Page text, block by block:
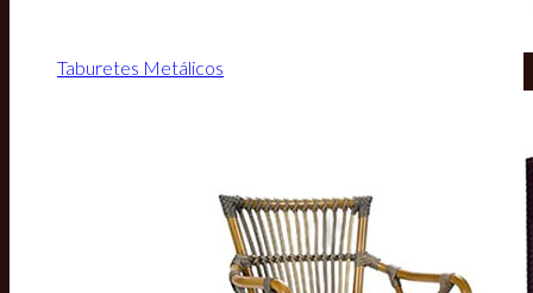
Taburetes Metálicos